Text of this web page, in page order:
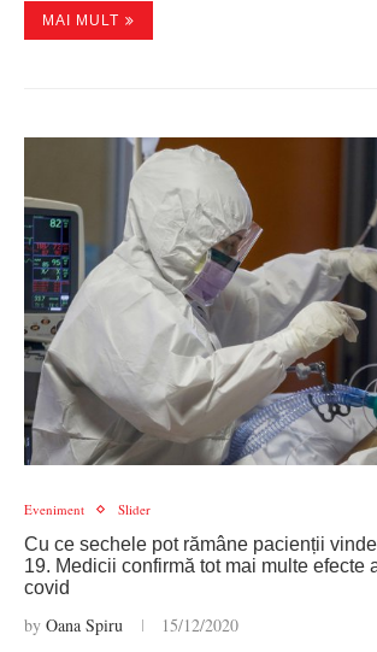
MAI MULT
Eveniment Slider
Cu ce sechele pot rămâne pacienții
19. Medicii confirmă tot mai multe efecte
covid
by Oana Spiru 15/12/2020